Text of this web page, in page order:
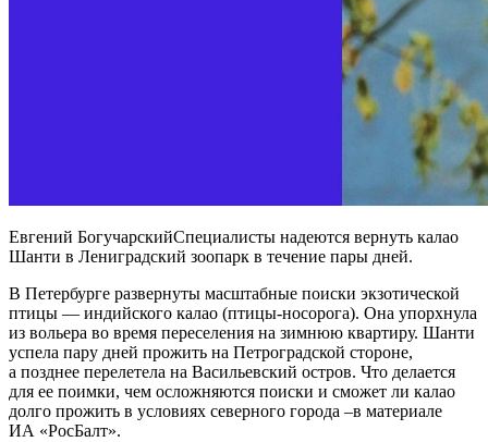
Евгений БогучарскийСпециалисты надеются вернуть калао
Шанти в Лениградский зоопарк в течение пары дней.
В Петербурге развернуты масштабные поиски экзотической
птицы — индийского калао (птицы-носорога). Она упорхнула
из вольера во время переселения на зимнюю квартиру. Шанти
успела пару дней прожить на Петроградской стороне,
а позднее перелетела на Васильевский остров. Что делается
для ее поимки, чем осложняются поиски и сможет ли калао
долго прожить в условиях северного города –в материале
ИА «РосБалт».